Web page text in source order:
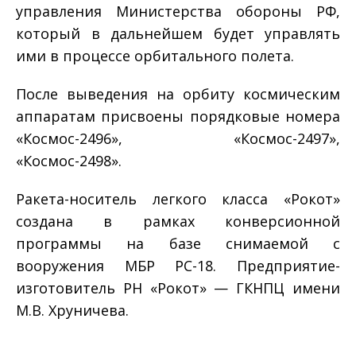
управления Министерства обороны РФ,
который в дальнейшем будет управлять
ими в процессе орбитального полета.
После выведения на орбиту космическим
аппаратам присвоены порядковые номера
«Космос-2496», «Космос-2497»,
«Космос-2498».
Ракета-носитель легкого класса «Рокот»
создана в рамках конверсионной
программы на базе снимаемой с
вооружения МБР РС-18. Предприятие-
изготовитель РН «Рокот» — ГКНПЦ имени
М.В. Хруничева.